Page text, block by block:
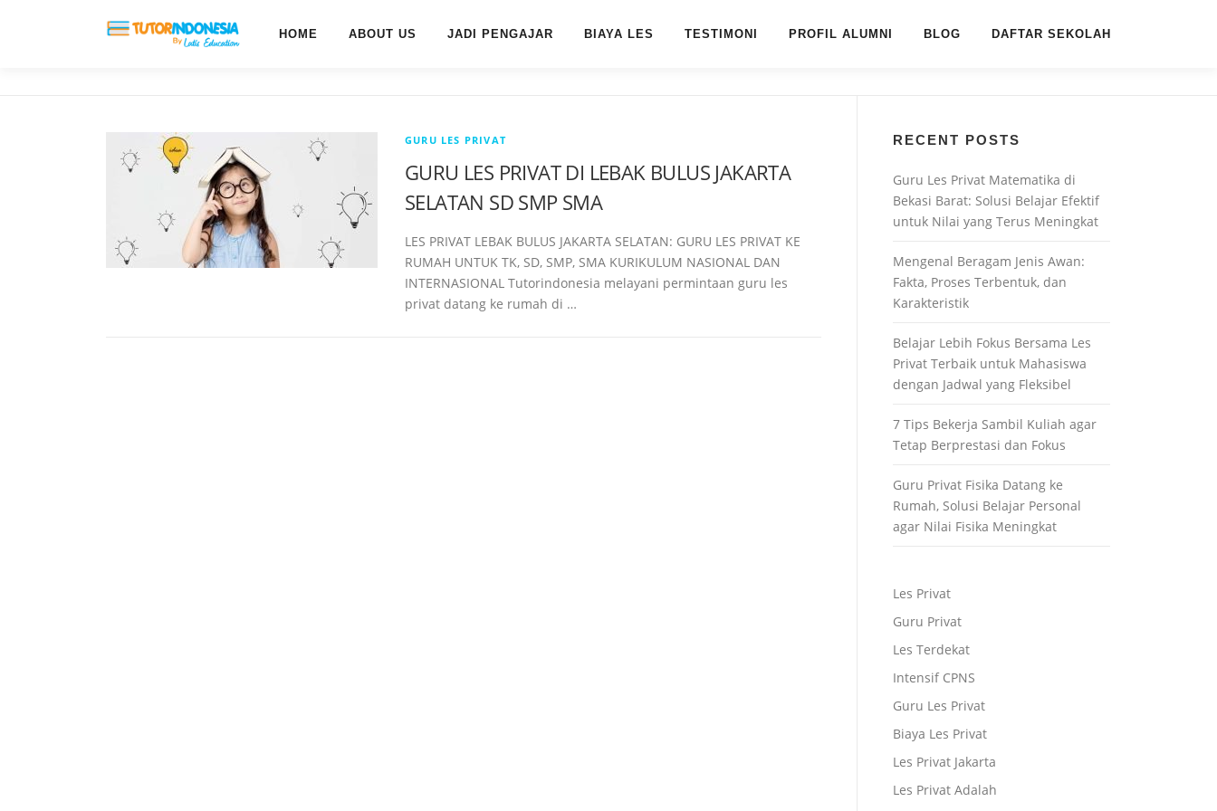
HOME ABOUT US JADI PENGAJAR BIAYA LES TESTIMONI PROFIL ALUMNI BLOG DAFTAR SEKOLAH
GURU LES PRIVAT
GURU LES PRIVAT DI LEBAK BULUS JAKARTA
SELATAN SD SMP SMA
LES PRIVAT LEBAK BULUS JAKARTA SELATAN: GURU LES PRIVAT KE
RUMAH UNTUK TK, SD, SMP, SMA KURIKULUM NASIONAL DAN
INTERNASIONAL Tutorindonesia melayani permintaan guru les
privat datang ke rumah di …
RECENT POSTS
Guru Les Privat Matematika di
Bekasi Barat: Solusi Belajar Efektif
untuk Nilai yang Terus Meningkat
Mengenal Beragam Jenis Awan:
Fakta, Proses Terbentuk, dan
Karakteristik
Belajar Lebih Fokus Bersama Les
Privat Terbaik untuk Mahasiswa
dengan Jadwal yang Fleksibel
7 Tips Bekerja Sambil Kuliah agar
Tetap Berprestasi dan Fokus
Guru Privat Fisika Datang ke
Rumah, Solusi Belajar Personal
agar Nilai Fisika Meningkat
Les Privat
Guru Privat
Les Terdekat
Intensif CPNS
Guru Les Privat
Biaya Les Privat
Les Privat Jakarta
Les Privat Adalah